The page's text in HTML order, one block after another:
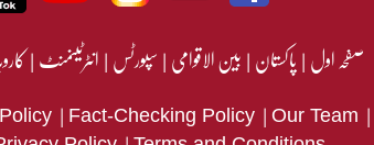
صفحہ اول|پاکستان|بین الاقوامی|سپورٹس|انٹرٹینمنٹ|
| Fact-Checking Policy | Our Team |